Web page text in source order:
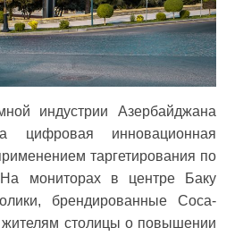
индустрии Азербайджана
цифровая инновационная
таргетирования по
На мониторах в центре Баку
брендированные Coca-
столицы о повышении